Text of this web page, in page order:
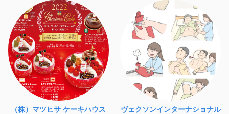
（株）マツヒサ ケーキハウス
ヴェクソンインターナショナル